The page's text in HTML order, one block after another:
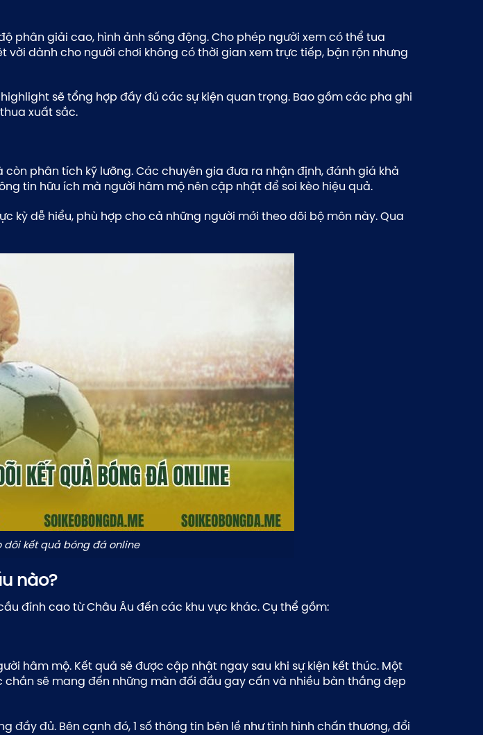
phân giải cao, hình ảnh sống động. Cho phép người xem có thể tua
dành cho người chơi không có thời gian xem trực tiếp, bận rộn nhưng
sẽ tổng hợp đầy đủ các sự kiện quan trọng. Bao gồm các pha ghi
xuất sắc.
còn phân tích kỹ lưỡng. Các chuyên gia đưa ra nhận định, đánh giá khả
tin hữu ích mà người hâm mộ nên cập nhật để soi kèo hiệu quả.
dễ hiểu, phù hợp cho cả những người mới theo dõi bộ môn này. Qua
dõi kết quả bóng đá online
nào?
đỉnh cao từ Châu Âu đến các khu vực khác. Cụ thể gồm:
hâm mộ. Kết quả sẽ được cập nhật ngay sau khi sự kiện kết thúc. Một
sẽ mang đến những màn đối đầu gay cấn và nhiều bàn thắng đẹp
đủ. Bên cạnh đó, 1 số thông tin bên lề như tình hình chấn thương, đổi